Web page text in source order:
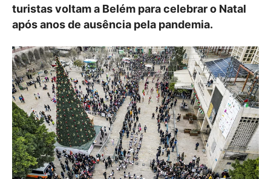
turistas voltam a Belém para celebrar o Natal
após anos de ausência pela pandemia.